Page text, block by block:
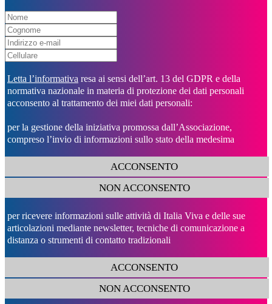
Letta l’informativa resa ai sensi dell’art. 13 del GDPR e della
normativa nazionale in materia di protezione dei dati personali
acconsento al trattamento dei miei dati personali:
per la gestione della iniziativa promossa dall’Associazione,
compreso l’invio di informazioni sullo stato della medesima
ACCONSENTO
NON ACCONSENTO
per ricevere informazioni sulle attività di Italia Viva e delle sue
articolazioni mediante newsletter, tecniche di comunicazione a
distanza o strumenti di contatto tradizionali
ACCONSENTO
NON ACCONSENTO